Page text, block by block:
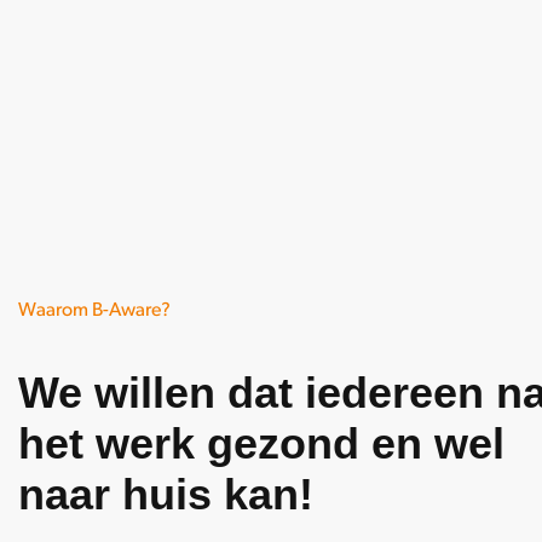
Waarom B-Aware?
We willen dat iedereen
het werk gezond en wel
naar huis kan!